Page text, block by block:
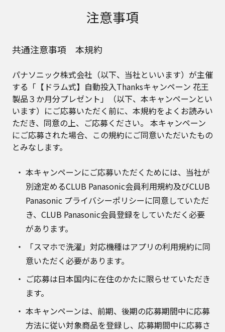
注意事項
共通注意事項 本規約
パナソニック株式会社（以下、当社といいます）が主催
する「【ドラム式】自動投入Thanksキャンペーン 花王
製品３か月分プレゼント」（以下、本キャンペーンとい
います）にご応募いただく前に、本規約をよくお読みい
ただき、同意の上、ご応募ください。 本キャンペーン
にご応募された場合、この規約にご同意いただいたもの
とみなします。
本キャンペーンにご応募いただくためには、当社が
別途定めるCLUB Panasonic会員利用規約及びCLUB
Panasonic プライバシーポリシーに同意していただ
き、CLUB Panasonic会員登録をしていただく必要
があります。
「スマホで洗濯」対応機種はアプリの利用規約に同
意いただく必要があります。
ご応募は日本国内に在住のかたに限らせていただき
ます。
本キャンペーンは、前期、後期の応募期間中に応募
方法に従い対象商品を登録し、応募期間中に応募さ